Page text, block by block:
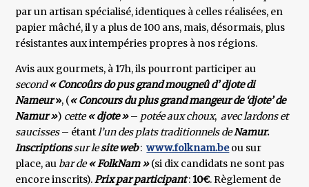
par un artisan spécialisé, identiques à celles réalisées, en
papier mâché, il y a plus de 100 ans, mais, désormais, plus
résistantes aux intempéries propres à nos régions.
Avis aux gourmets, à 17h, ils pourront participer au
second« Concoûrs do pus grand mougneû d’ djote di
Nameur», (« Concours du plus grand mangeur de ‘djote’ de
Namur ») cette« djote »– potée aux choux,avec lardons et
saucisses– étantl’un des plats traditionnels deNamur.
Inscriptionssur lesite web:www.folknam.beou sur
place, au bar de« FolkNam »(si dix candidats ne sont pas
encore inscrits).Prix par participant:10€. Règlement de